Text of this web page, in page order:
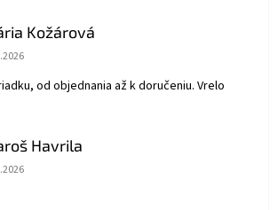
Kožárová
obchodu je 5 z 5 hviezdičiek.
od objednania až k doručeniu. Vrelo
Havrila
obchodu je 5 z 5 hviezdičiek.